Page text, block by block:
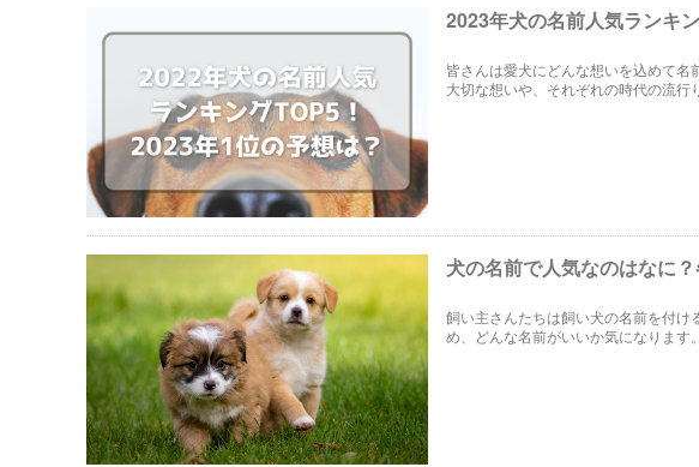
2023年犬の名前人気ランキ
皆さんは愛犬にどんな想いを込めて
大切な想いや、それぞれの時代の流
犬の名前で人気なのはなに
飼い主さんたちは飼い犬の名前を付
め、どんな名前がいいか気になります